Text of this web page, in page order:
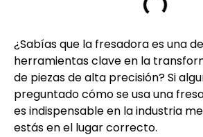
¿Sabías que la fresadora es una
herramientas clave en la
de piezas de alta precisión? Si
preguntado cómo se usa una
es indispensable en la industria
estás en el lugar correcto.